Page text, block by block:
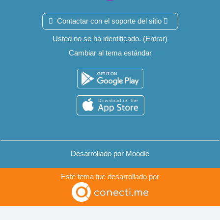
Contactar con el soporte del sitio
Usted no se ha identificado. (Entrar)
Cambiar al tema estándar
Desarrollado por Moodle
Este tema fue desarrollado por